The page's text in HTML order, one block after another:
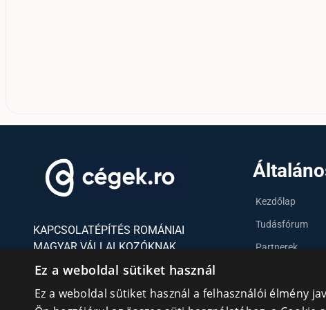
KAPCSOLATÉPÍTÉS ROMÁNIAI
MAGYAR VÁLLALKOZÓKNAK
Adatvédelmi irányelvek
Kezdőlap
Tudásfórum
Partnerek
Kapcsolat
Ez a weboldal sütiket használ
Ez a weboldal sütiket használ a felhasználói élmény